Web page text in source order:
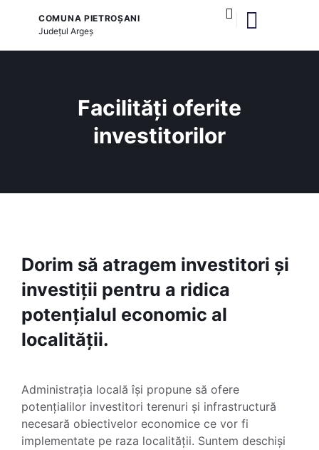
COMUNA PIETROȘANI
Județul Argeș
Facilități oferite
investitorilor
Dorim să atragem investitori și
investiții pentru a ridica
potențialul economic al
localității.
Administrația locală își propune să ofere
potențialilor investitori terenuri și infrastructură
necesară obiectivelor economice ce vor fi
implementate pe raza localității. Suntem deschiși